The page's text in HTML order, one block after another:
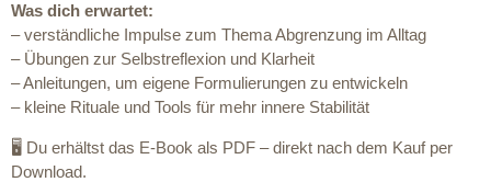
Was dich erwartet:
– verständliche Impulse zum Thema Abgrenzung im Alltag
– Übungen zur Selbstreflexion und Klarheit
– Anleitungen, um eigene Formulierungen zu entwickeln
– kleine Rituale und Tools für mehr innere Stabilität
🖥 Du erhältst das E‑Book als PDF – direkt nach dem Kauf per
Download.